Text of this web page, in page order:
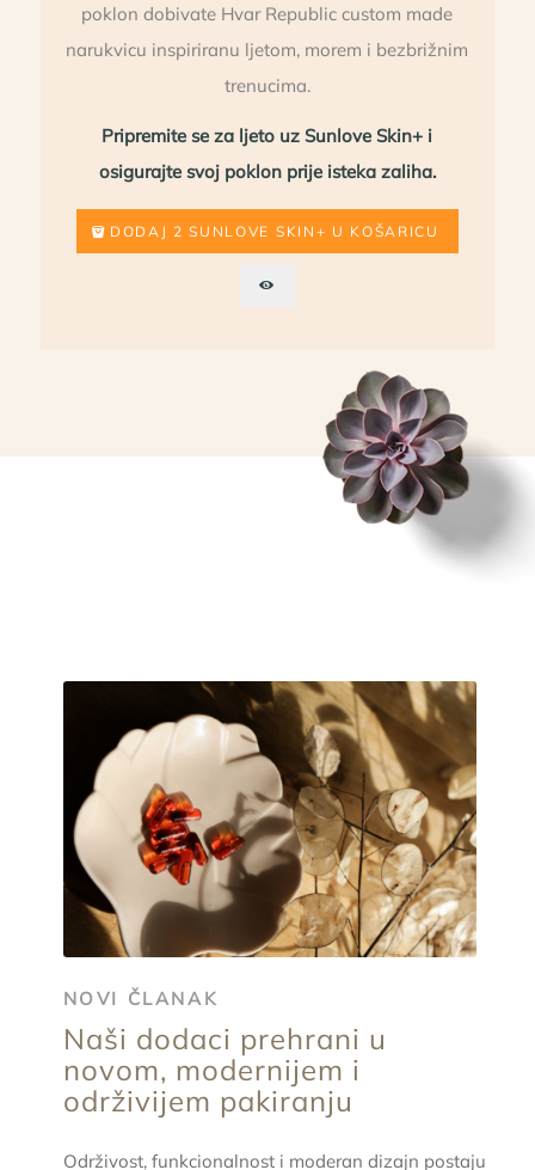
poklon dobivate Hvar Republic custom made
narukvicu inspiriranu ljetom, morem i bezbrižnim
trenucima.
Pripremite se za ljeto uz Sunlove Skin+ i
osigurajte svoj poklon prije isteka zaliha.
DODAJ 2 SUNLOVE SKIN+ U KOŠARICU
NOVI ČLANAK
Naši dodaci prehrani u
novom, modernijem i
održivijem pakiranju
Održivost, funkcionalnost i moderan dizajn postaju